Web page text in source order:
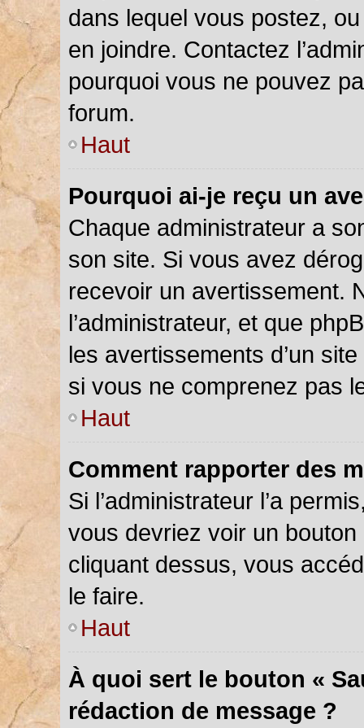
dans lequel vous postez,
en joindre. Contactez
pourquoi vous ne pouvez
forum.
Haut
Pourquoi ai-je reçu un
Chaque administrateur a
son site. Si vous avez
recevoir un avertissement.
l’administrateur, et que
les avertissements d’un
si vous ne comprenez pas
Haut
Comment rapporter des
Si l’administrateur l’a
vous devriez voir un
cliquant dessus, vous
le faire.
Haut
À quoi sert le bouton «
rédaction de message ?